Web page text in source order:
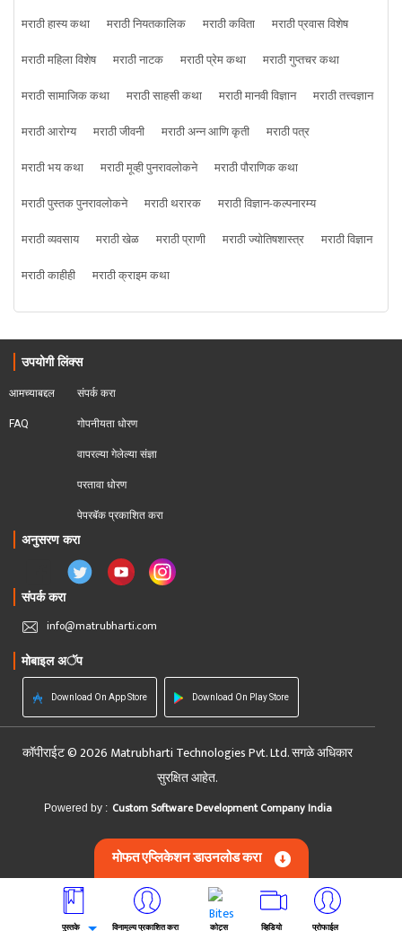
मराठी हास्य कथा
मराठी नियतकालिक मराठी कविता
मराठी प्रवास विशेष
मराठी महिला विशेष
मराठी नाटक मराठी प्रेम कथा
मराठी गुप्तचर कथा
मराठी सामाजिक कथा
मराठी साहसी कथा मराठी मानवी विज्ञान
मराठी तत्त्वज्ञान
मराठी आरोग्य
मराठी जीवनी मराठी अन्न आणि कृती
मराठी पत्र
मराठी भय कथा
मराठी मूव्ही पुनरावलोकने
मराठी पौराणिक कथा
मराठी पुस्तक पुनरावलोकने
मराठी थरारक
मराठी विज्ञान-कल्पनारम्य
मराठी व्यवसाय
मराठी खेळ मराठी प्राणी मराठी ज्योतिषशास्त्र
मराठी विज्ञान
मराठी काहीही
मराठी क्राइम कथा
उपयोगी लिंक्स
आमच्याबद्दल
FAQ
संपर्क करा
गोपनीयता धोरण
वापरल्या गेलेल्या संज्ञा
परतावा धोरण
पेपरबॅक प्रकाशित करा
अनुसरण करा
संपर्क करा
info@matrubharti.com
मोबाइल अॅप
Download On App Store Download On Play Store
कॉपीराईट © 2026 Matrubharti Technologies Pvt. Ltd. सगळे अधिकार
सुरक्षित आहेत.
Powered by : Custom Software Development Company India
मोफत एप्लिकेशन डाउनलोड करा
पुस्तके विनामूल्य प्रकाशित करा कोट्स व्हिडियो प्रोफाईल